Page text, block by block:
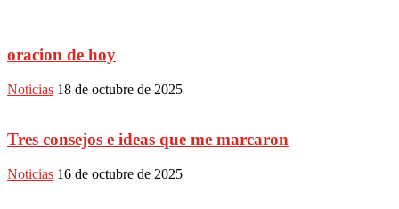
oracion de hoy
Noticias 18 de octubre de 2025
Tres consejos e ideas que me marcaron
Noticias 16 de octubre de 2025